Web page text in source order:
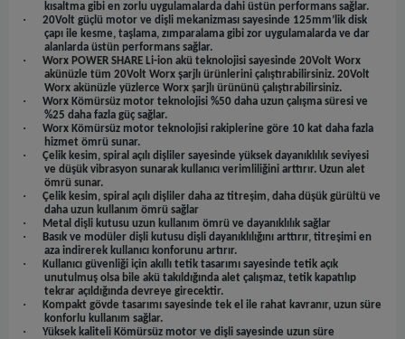
kısaltma gibi en zorlu uygulamalarda dahi üstün performans sağlar.
·
20Volt güçlü motor ve dişli mekanizması sayesinde 125mm’lik disk
çapı ile kesme, taşlama, zımparalama gibi zor uygulamalarda ve dar
alanlarda üstün performans sağlar.
·
Worx POWER SHARE Li-ion akü teknolojisi sayesinde 20Volt Worx
akünüzle tüm 20Volt Worx şarjlı ürünlerini çalıştırabilirsiniz. 20Volt
Worx akünüzle yüzlerce Worx şarjlı ürününü çalıştırabilirsiniz.
·
Worx Kömürsüz motor teknolojisi %50 daha uzun çalışma süresi ve
%25 daha fazla güç sağlar.
·
Worx Kömürsüz motor teknolojisi rakiplerine göre 10 kat daha fazla
hizmet ömrü sunar.
·
Çelik kesim, spiral açılı dişliler sayesinde yüksek dayanıklılık seviyesi
ve düşük vibrasyon sunarak kullanıcı verimliliğini arttırır. Uzun alet
ömrü sunar.
·
Çelik kesim, spiral açılı dişliler daha az titreşim, daha düşük gürültü ve
daha uzun kullanım ömrü sağlar
· Metal dişli kutusu uzun kullanım ömrü ve dayanıklılık sağlar
·
Basık ve modüler dişli kutusu dişli dayanıklılığını arttırır, titreşimi en
aza indirerek kullanıcı konforunu artırır.
·
Kullanıcı güvenliği için akıllı tetik tasarımı sayesinde tetik açık
unutulmuş olsa bile akü takıldığında alet çalışmaz, tetik kapatılıp
tekrar açıldığında devreye girecektir.
·
Kompakt gövde tasarımı sayesinde tek el ile rahat kavranır, uzun süre
konforlu kullanım sağlar.
·
Yüksek kaliteli Kömürsüz motor ve dişli sayesinde uzun süre